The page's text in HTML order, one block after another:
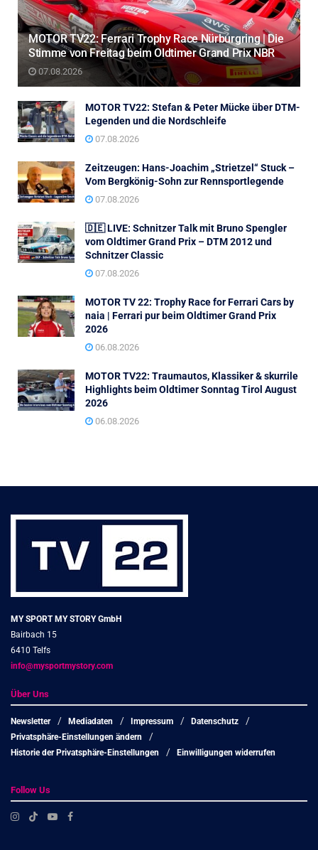
MOTOR TV22: Ferrari Trophy Race Nürburgring | Die
Stimme von Freitag beim Oldtimer Grand Prix NBR
07.08.2026
MOTOR TV22: Stefan & Peter Mücke über DTM-
Legenden und die Nordschleife
07.08.2026
Zeitzeugen: Hans-Joachim „Strietzel“ Stuck –
Vom Bergkönig-Sohn zur Rennsportlegende
07.08.2026
🇩🇪 LIVE: Schnitzer Talk mit Bruno Spengler
vom Oldtimer Grand Prix – DTM 2012 und
Schnitzer Classic
07.08.2026
MOTOR TV 22: Trophy Race for Ferrari Cars by
naia | Ferrari pur beim Oldtimer Grand Prix
2026
06.08.2026
MOTOR TV22: Traumautos, Klassiker & skurrile
Highlights beim Oldtimer Sonntag Tirol August
2026
06.08.2026
MY SPORT MY STORY GmbH
Bairbach 15
6410 Telfs
info@mysportmystory.com
Über Uns
Newsletter Mediadaten Impressum
Datenschutz
Privatsphäre-Einstellungen ändern
Historie der Privatsphäre-Einstellungen
Einwilligungen widerrufen
Follow Us